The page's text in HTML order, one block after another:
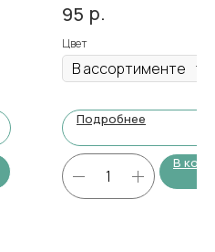
95 р.
Цвет
Подробнее
В